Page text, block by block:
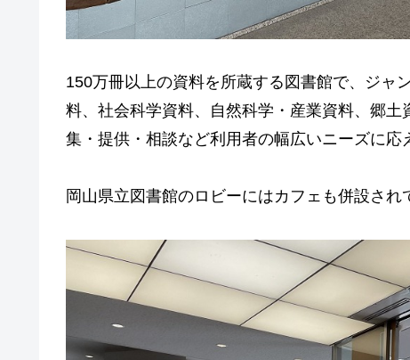
150万冊以上の資料を所蔵する図書館で、ジャ
料、社会科学資料、自然科学・産業資料、郷
集・提供・相談など利用者の幅広いニーズに応
岡山県立図書館のロビーにはカフェも併設され